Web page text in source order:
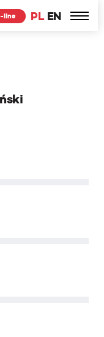
PL EN
line